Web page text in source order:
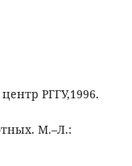
РГГУ,1996.
М.–Л.: